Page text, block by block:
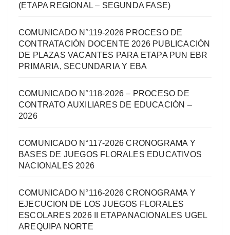
(ETAPA REGIONAL – SEGUNDA FASE)
COMUNICADO N°119-2026 PROCESO DE
CONTRATACIÓN DOCENTE 2026 PUBLICACIÓN
DE PLAZAS VACANTES PARA ETAPA PUN EBR
PRIMARIA, SECUNDARIA Y EBA
COMUNICADO N°118-2026 – PROCESO DE
CONTRATO AUXILIARES DE EDUCACIÓN –
2026
COMUNICADO N°117-2026 CRONOGRAMA Y
BASES DE JUEGOS FLORALES EDUCATIVOS
NACIONALES 2026
COMUNICADO N°116-2026 CRONOGRAMA Y
EJECUCION DE LOS JUEGOS FLORALES
ESCOLARES 2026 II ETAPANACIONALES UGEL
AREQUIPA NORTЕ